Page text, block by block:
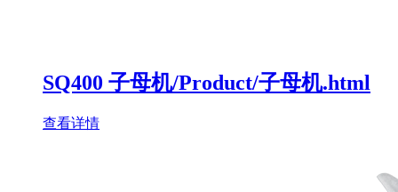
SQ400 子母机/Product/子母机.html
查看详情